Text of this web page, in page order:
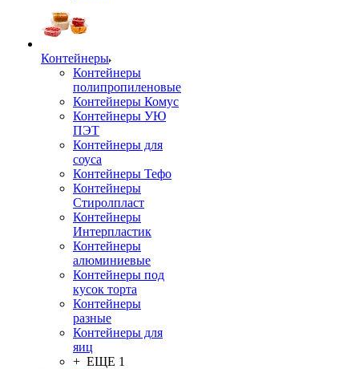
Контейнеры
Контейнеры
полипропиленовые
Контейнеры Комус
Контейнеры УЮ
ПЭТ
Контейнеры для
соуса
Контейнеры Тефо
Контейнеры
Стиролпласт
Контейнеры
Интерпластик
Контейнеры
алюминиевые
Контейнеры под
кусок торта
Контейнеры
разные
Контейнеры для
яиц
+ ЕЩЕ 1